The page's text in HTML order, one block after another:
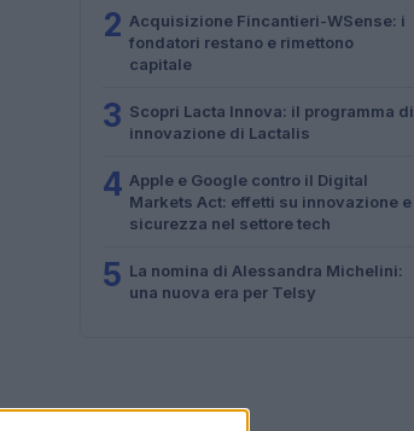
2 Acquisizione Fincantieri-WSense: i
fondatori restano e rimettono
capitale
3 Scopri Lacta Innova: il programma di
innovazione di Lactalis
4 Apple e Google contro il Digital
Markets Act: effetti su innovazione e
sicurezza nel settore tech
5 La nomina di Alessandra Michelini:
una nuova era per Telsy